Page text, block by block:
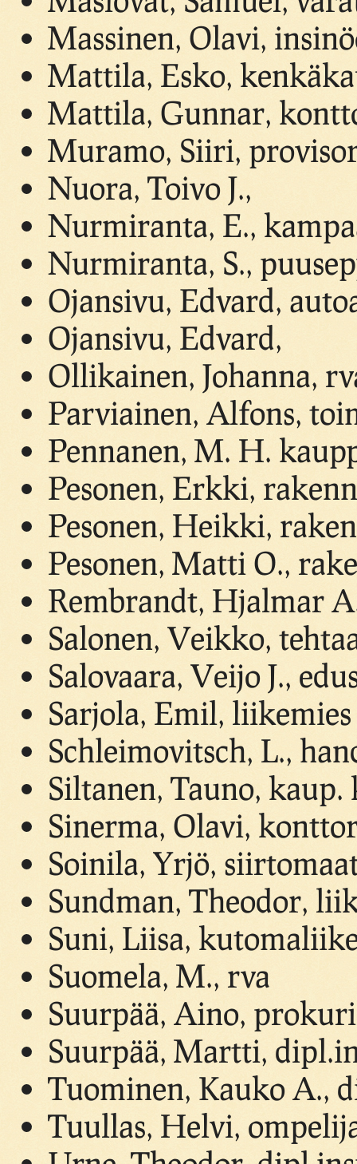
Massinen, Olavi,
Mattila, Esko,
Mattila, Gunnar,
Muramo, Siiri,
Nuora, Toivo J.,
Nurmiranta, E.,
Nurmiranta, S.,
Ojansivu, Edvard,
Ojansivu, Edvard,
Ollikainen, Johanna,
Parviainen, Alfons,
Pennanen, M. H.
Pesonen, Erkki,
Pesonen, Heikki,
Pesonen, Matti O.,
Rembrandt, Hjalmar
Salonen, Veikko,
Salovaara, Veijo J.,
Sarjola, Emil, liikemies
Schleimovitsch, L.,
Siltanen, Tauno,
Sinerma, Olavi,
Soinila, Yrjö,
Sundman, Theodor,
Suni, Liisa,
Suomela, M., rva
Suurpää, Aino,
Suurpää, Martti,
Tuominen, Kauko A.,
Tuullas, Helvi,